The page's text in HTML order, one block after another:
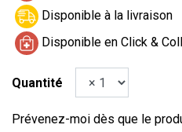
Disponible à la livraison
Disponible en Click &
Quantité
Prévenez-moi dès que le